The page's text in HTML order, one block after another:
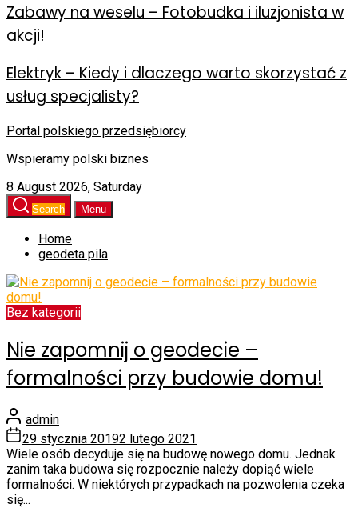
Zabawy na weselu – Fotobudka i iluzjonista w
akcji!
Elektryk – Kiedy i dlaczego warto skorzystać z
usług specjalisty?
Portal polskiego przedsiębiorcy
Wspieramy polski biznes
8 August 2026, Saturday
Search Menu
Home
geodeta pila
Bez kategorii
Nie zapomnij o geodecie –
formalności przy budowie domu!
admin
29 stycznia 20192 lutego 2021
Wiele osób decyduje się na budowę nowego domu. Jednak
zanim taka budowa się rozpocznie należy dopiąć wiele
formalności. W niektórych przypadkach na pozwolenia czeka
się...